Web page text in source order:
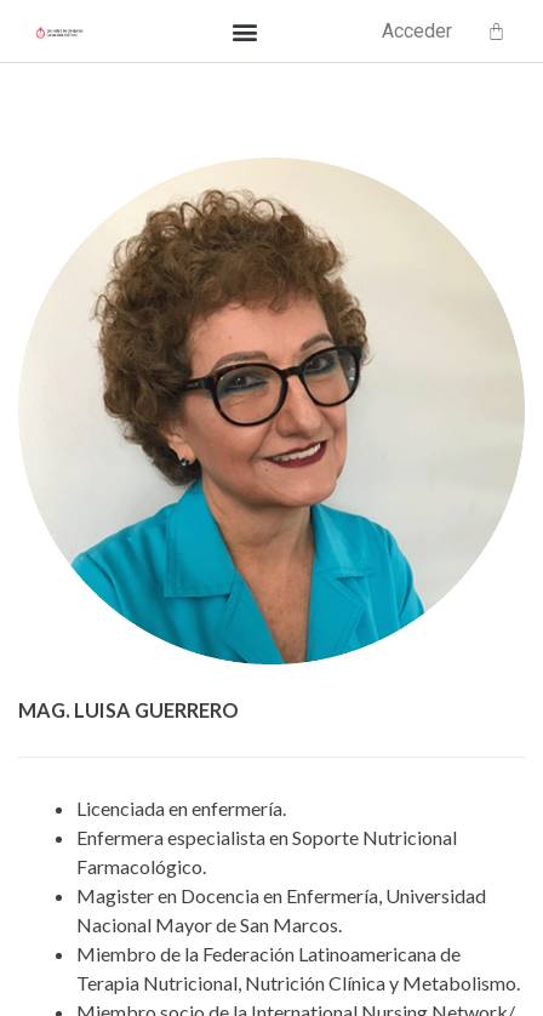
Acceder
MAG. LUISA GUERRERO
Licenciada en enfermería.
Enfermera especialista en Soporte Nutricional
Farmacológico.
Magister en Docencia en Enfermería, Universidad
Nacional Mayor de San Marcos.
Miembro de la Federación Latinoamericana de
Terapia Nutricional, Nutrición Clínica y Metabolismo.